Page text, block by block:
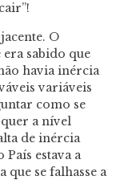
O
era sabido que
havia inércia
variáveis
como se
a nível
de inércia
estava a
se falhasse a